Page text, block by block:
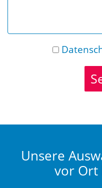
Unsere
vor Ort